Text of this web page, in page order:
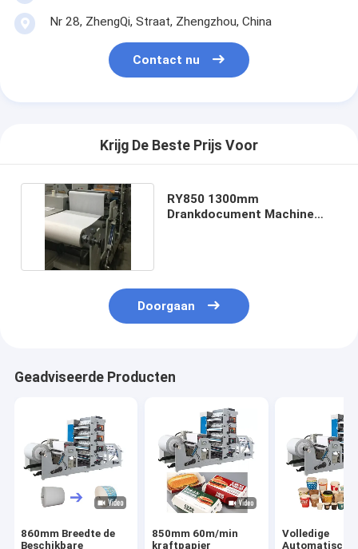
Nr 28, ZhengQi, Straat, Zhengzhou, China
Contact nu
Krijg De Beste Prijs Voor
RY850 1300mm
Drankdocument Machine
Doorgaan
Geadviseerde Producten
860mm Breedte de
Beschikbare
850mm 60m/min
kraftpapier
Volledige
Automatische